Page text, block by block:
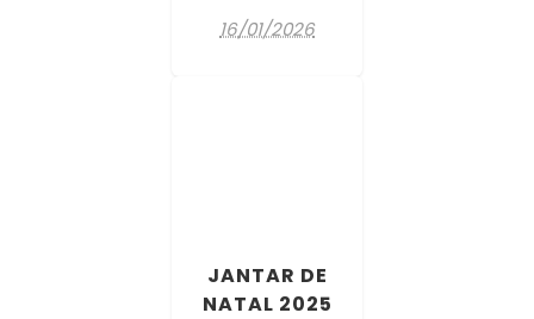
16/01/2026
JANTAR DE
NATAL 2025